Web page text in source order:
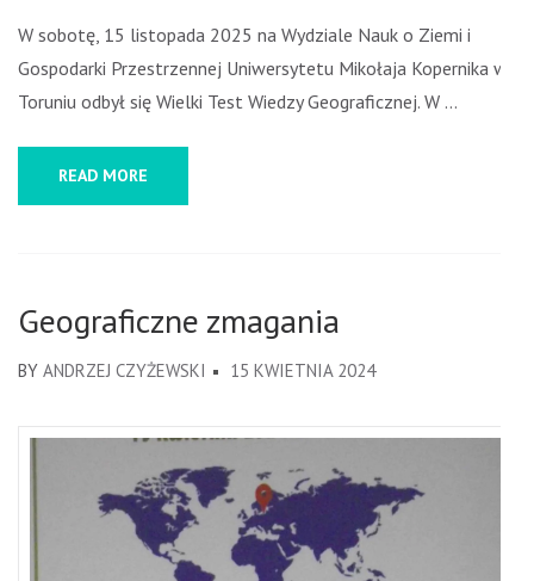
W sobotę, 15 listopada 2025 na Wydziale Nauk o Ziemi i
Gospodarki Przestrzennej Uniwersytetu Mikołaja Kopernika w
Toruniu odbył się Wielki Test Wiedzy Geograficznej. W …
READ MORE
Geograficzne zmagania
BY ANDRZEJ CZYŻEWSKI 15 KWIETNIA 2024